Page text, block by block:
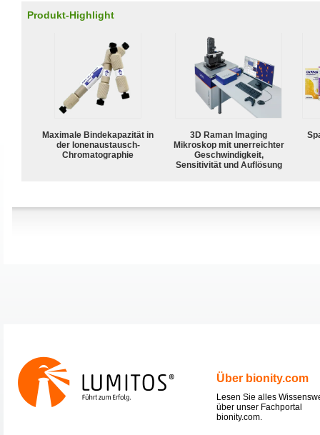
Produkt-Highlight
Maximale Bindekapazität in
der Ionenaustausch-
Chromatographie
3D Raman Imaging
Mikroskop mit unerreichter
Geschwindigkeit,
Sensitivität und Auflösung
Über bionity.com
Lesen Sie alles
über unser Fachportal
bionity.com.